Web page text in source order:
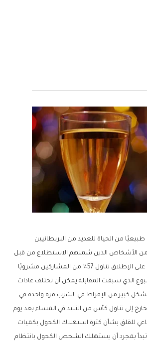
من الحياة للعديد من البريطانيين
بينما قال 20٪ من الأشخاص الذين شملهم الاستطلاع من قبل
درينكوير أنهم لم يشربوا على الإطلاق تناول 57٪ من المشاركين مشروبًا
الذي سبقت المقابلة يمكن أن تختلف عادات
كبير من الإفراط في الشرب مرة واحدة في
إلى تناول كأس من النبيذ في المساء بعد يوم
للقلق بشأن كثرة استهلاك الكحول بكميات
بمجرد أن يستهلك الشخص الكحول بانتظام